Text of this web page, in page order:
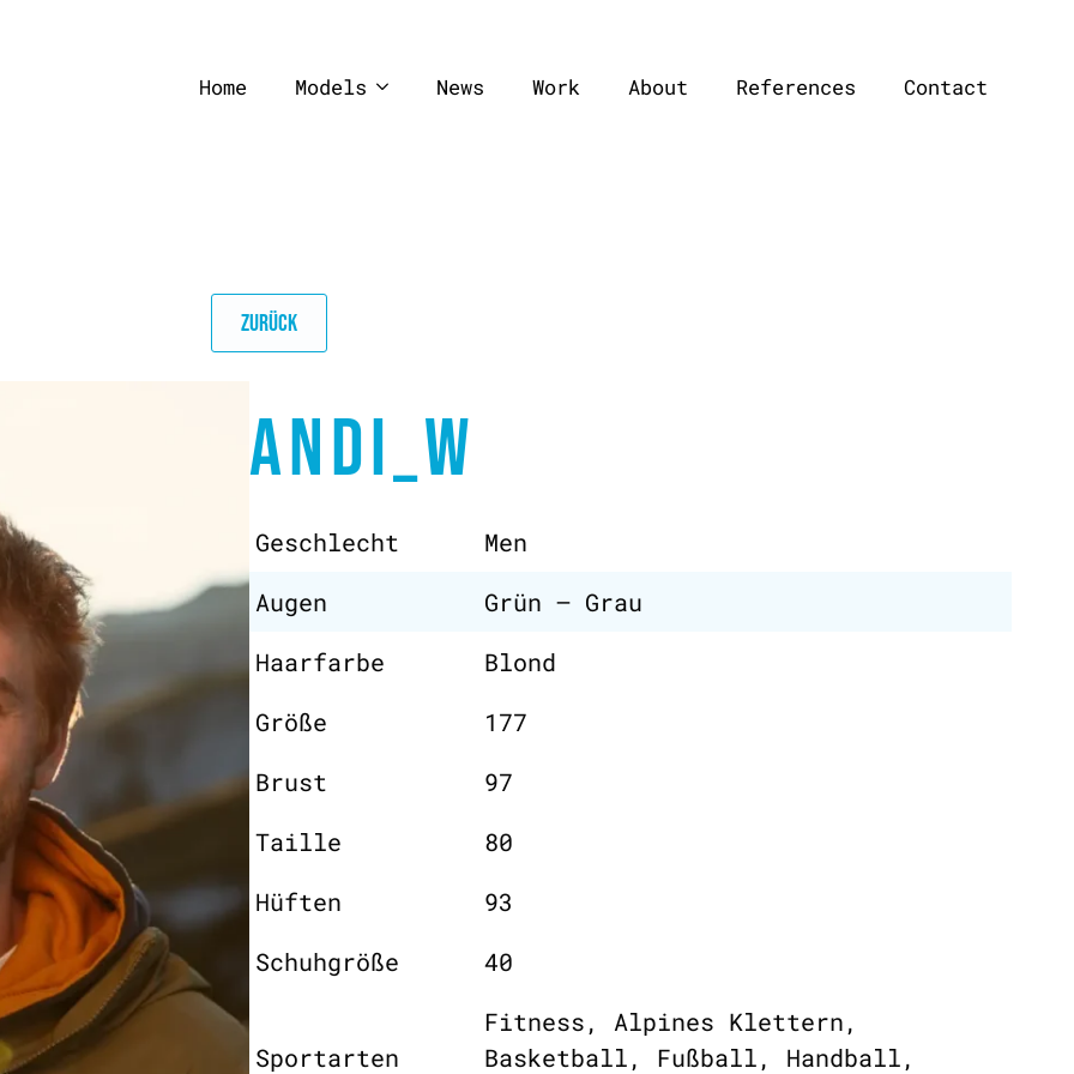
Home Models News Work About References Contact
ZURÜCK
ANDI_W
Geschlecht
Men
Augen
Grün – Grau
Haarfarbe
Blond
Größe
177
Brust
97
Taille
80
Hüften
93
Schuhgröße
40
Sportarten
Fitness, Alpines Klettern,
Basketball, Fußball, Handball,